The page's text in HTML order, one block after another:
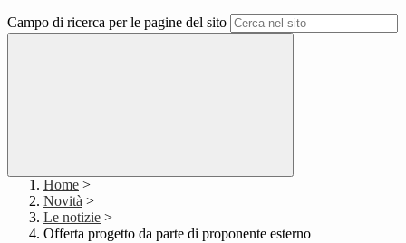
Campo di ricerca per le pagine del sito
Home >
Novità >
Le notizie >
Offerta progetto da parte di proponente esterno